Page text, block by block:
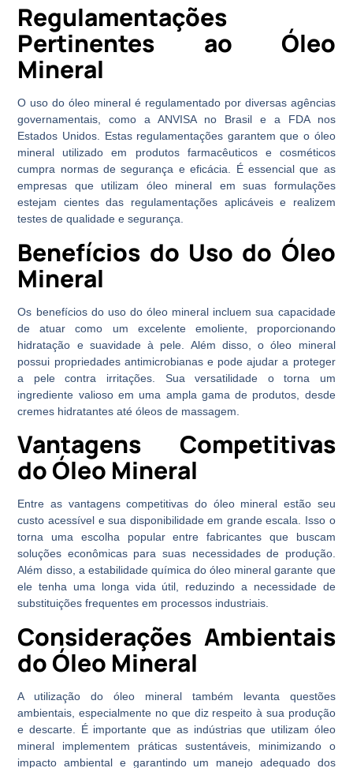
Regulamentações
Pertinentes ao Óleo
Mineral
O uso do óleo mineral é regulamentado por diversas agências
governamentais, como a ANVISA no Brasil e a FDA nos
Estados Unidos. Estas regulamentações garantem que o óleo
mineral utilizado em produtos farmacêuticos e cosméticos
cumpra normas de segurança e eficácia. É essencial que as
empresas que utilizam óleo mineral em suas formulações
estejam cientes das regulamentações aplicáveis e realizem
testes de qualidade e segurança.
Benefícios do Uso do Óleo
Mineral
Os benefícios do uso do óleo mineral incluem sua capacidade
de atuar como um excelente emoliente, proporcionando
hidratação e suavidade à pele. Além disso, o óleo mineral
possui propriedades antimicrobianas e pode ajudar a proteger
a pele contra irritações. Sua versatilidade o torna um
ingrediente valioso em uma ampla gama de produtos, desde
cremes hidratantes até óleos de massagem.
Vantagens Competitivas
do Óleo Mineral
Entre as vantagens competitivas do óleo mineral estão seu
custo acessível e sua disponibilidade em grande escala. Isso o
torna uma escolha popular entre fabricantes que buscam
soluções econômicas para suas necessidades de produção.
Além disso, a estabilidade química do óleo mineral garante que
ele tenha uma longa vida útil, reduzindo a necessidade de
substituições frequentes em processos industriais.
Considerações Ambientais
do Óleo Mineral
A utilização do óleo mineral também levanta questões
ambientais, especialmente no que diz respeito à sua produção
e descarte. É importante que as indústrias que utilizam óleo
mineral implementem práticas sustentáveis, minimizando o
impacto ambiental e garantindo um manejo adequado dos